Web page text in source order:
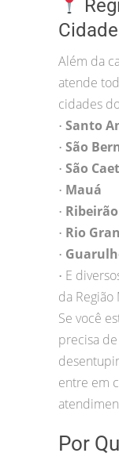
Além da
atende
cidades
• Santo
• São
• São
• Mauá
•
• Rio
•
• E
da
Se você
precisa
entre em
Por